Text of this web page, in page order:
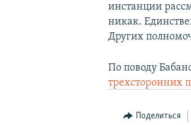
инстанции
никак.
Других
По поводу
трехсторонних
Поделиться